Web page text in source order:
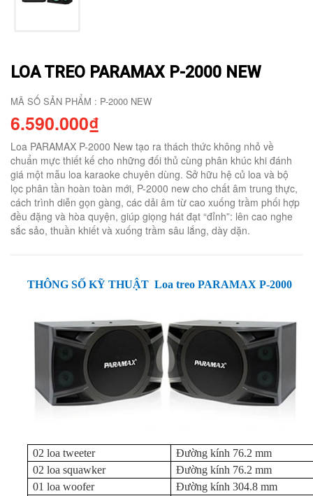
LOA TREO PARAMAX P-2000 NEW
MÃ SỐ SẢN PHẨM : P-2000 NEW
6.590.000₫
Loa PARAMAX P-2000 New tạo ra thách thức không nhỏ về
chuẩn mực thiết kế cho những đối thủ cùng phân khúc khi đánh
giá một mẫu loa karaoke chuyên dùng. Sở hữu hệ củ loa và bộ
lọc phân tần hoàn toàn mới, P-2000 new cho chất âm trung thực,
cách trình diễn gọn gàng, các dải âm từ cao xuống trầm phối hợp
đều đặng và hòa quyện, giúp giọng hát đạt “đỉnh”: lên cao nghe
sắc sảo, thuần khiết và xuống trầm sâu lắng, dày dặn.
THÔNG SỐ KỸ THUẬT Loa treo PARAMAX P-2000
02 loa tweeter
Đường kính 76.2 mm
02 loa squawker
Đường kính 76.2 mm
01 loa woofer
Đường kính 304.8 mm